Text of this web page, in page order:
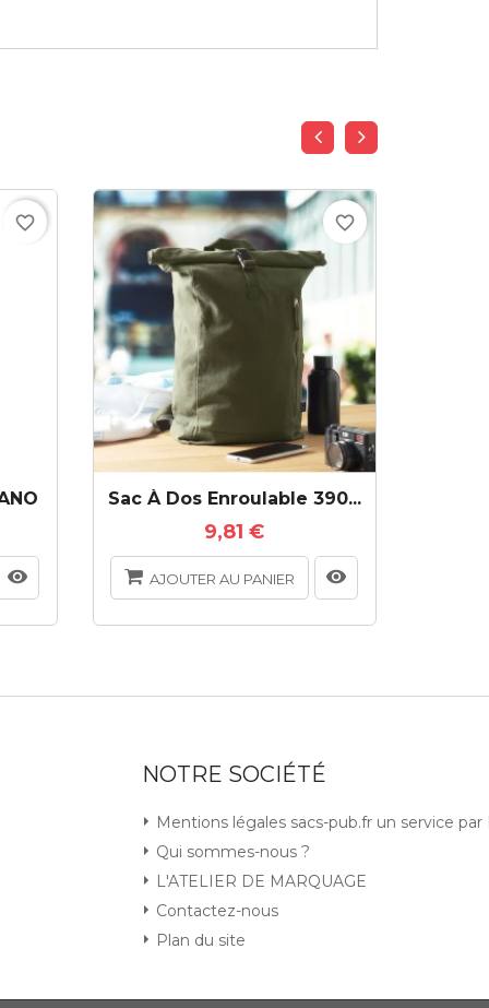
favorite_border
Sac À Dos Enroulable 390...
9,81 €
AJOUTER AU PANIER
favorite_border
NOTRE SOCIÉTÉ
Mentions légales sacs-pub.fr un service
Qui sommes-nous ?
L'ATELIER DE MARQUAGE
Contactez-nous
Plan du site